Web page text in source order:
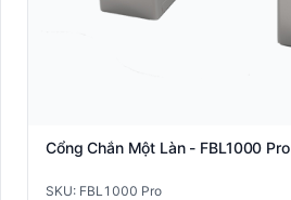
Cổng Chắn Một Làn - FBL1000 Pro
SKU: FBL1000 Pro